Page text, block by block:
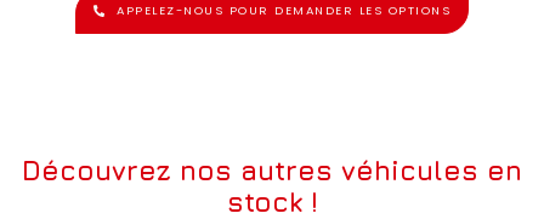
APPELEZ-NOUS POUR DEMANDER LES OPTIONS
Découvrez nos autres véhicules en
stock !